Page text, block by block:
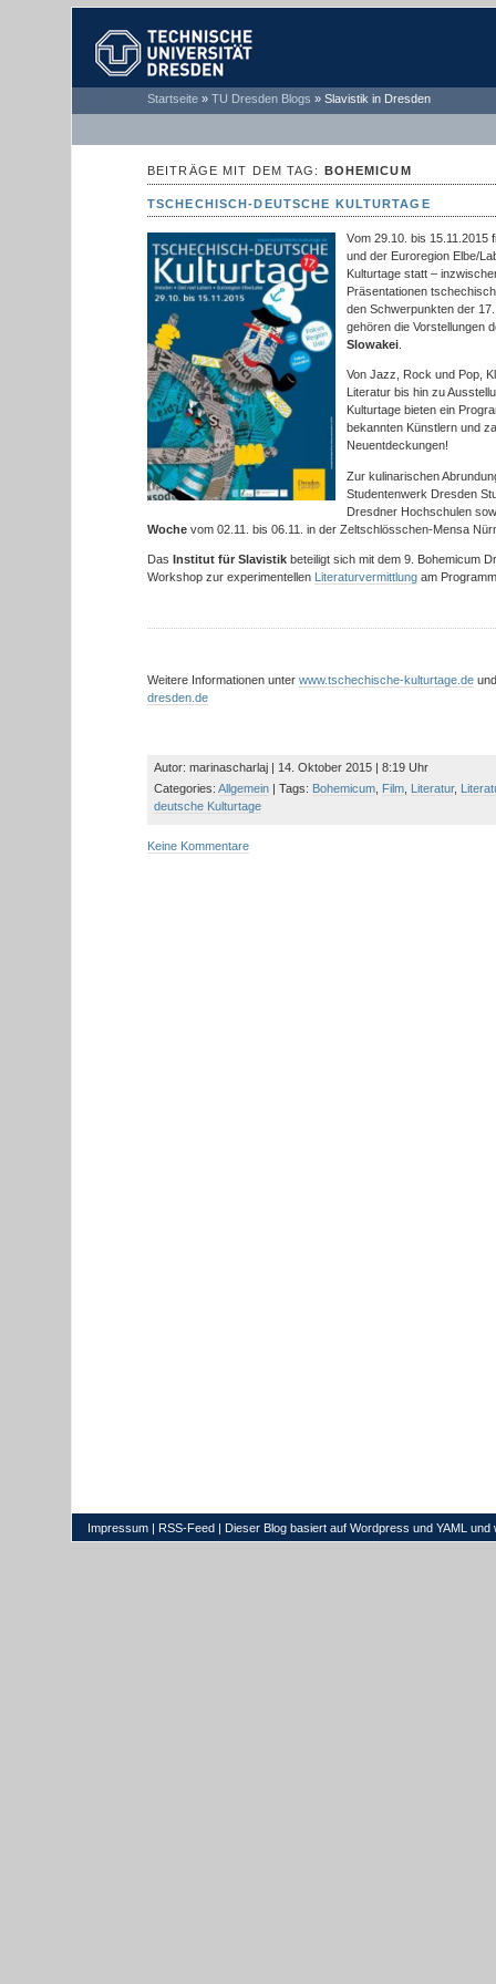
TECHNISCHE
UNIVERSITÄT
Startseite » TU Dresden Blogs » Slavistik in Dresden
BEITRÄGE MIT DEM TAG: BOHEMICUM
TSCHECHISCH-DEUTSCHE KULTURTAGE
Vom 29.10. bis 15.11.2015
und der Euroregion Elbe/
Kulturtage statt –
Präsentationen
den Schwerpunkten der
gehören die Vorstellungen
Slowakei
Von Jazz, Rock und Pop,
Literatur bis hin zu
Kulturtage bieten ein
bekannten Künstlern und
Neuentdeckungen!
Zur kulinarischen
Studentenwerk Dresden
Dresdner Hochschulen
Woche vom 02.11. bis 06.11. in der Zeltschlösschen-Mensa
Das Institut für Slavistik beteiligt sich mit dem 9. Bohemicum
Workshop zur experimentellen Literaturvermittlung am
Weitere Informationen unter www.tschechische-kulturtage.de
dresden.de
Autor: marinascharlaj | 14. Oktober 2015 | 8:19 Uhr
Categories:Allgemein | Tags: Bohemicum Film Literatur,
deutsche Kulturtage
Keine Kommentare
Impressum | RSS-Feed | Dieser Blog basiert auf Wordpress und YAML und